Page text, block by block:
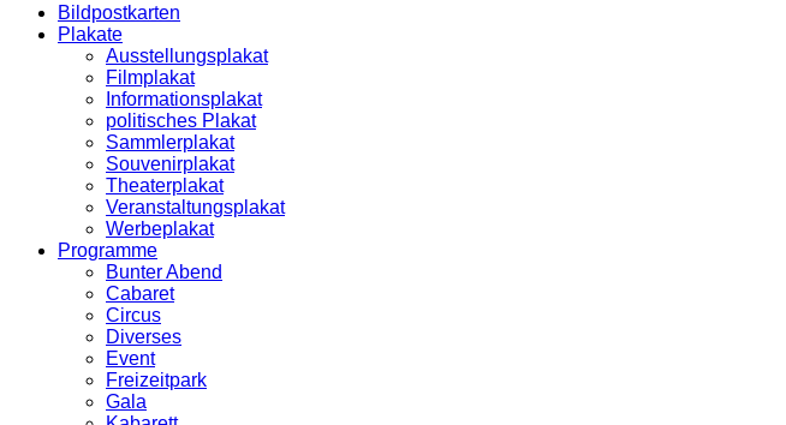
Bildpostkarten
Plakate
Ausstellungsplakat
Filmplakat
Informationsplakat
politisches Plakat
Sammlerplakat
Souvenirplakat
Theaterplakat
Veranstaltungsplakat
Werbeplakat
Programme
Bunter Abend
Cabaret
Circus
Diverses
Event
Freizeitpark
Gala